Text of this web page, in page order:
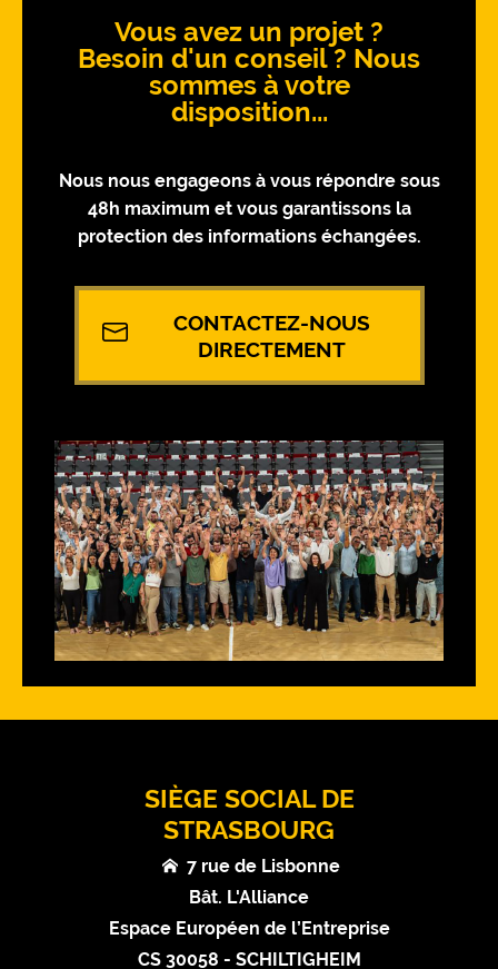
Vous avez un projet ?
Besoin d'un conseil ? Nous
sommes à votre
disposition...
Nous nous engageons à vous répondre sous
48h maximum et vous garantissons la
protection des informations échangées.
CONTACTEZ-NOUS
DIRECTEMENT
SIÈGE SOCIAL DE
STRASBOURG
7 rue de Lisbonne
Bât. L'Alliance
Espace Européen de l’Entreprise
CS 30058 - SCHILTIGHEIM